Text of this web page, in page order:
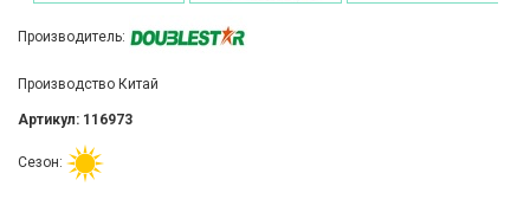
Производитель:
Производство Китай
Артикул: 116973
Сезон: